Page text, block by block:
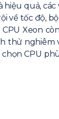
hiệu quả,
về tốc độ,
Xeon
thử
CPU